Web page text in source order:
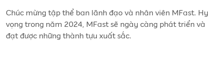
Chúc mừng tập thể ban lãnh đạo và nhân viên MFast. Hy
vọng trong năm 2024, MFast sẽ ngày càng phát triển và
đạt được những thành tựu xuất sắc.